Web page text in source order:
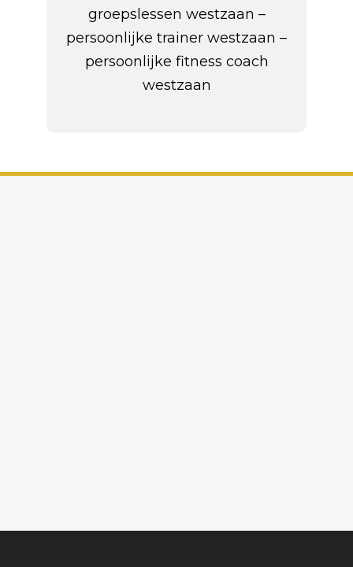
groepslessen westzaan –
persoonlijke trainer westzaan –
persoonlijke fitness coach
westzaan